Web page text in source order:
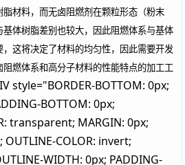
材料，而无卤阻燃剂在颗粒形态（粉末
体树脂差别也较大，因此阻燃体系与基体
这将决定了材料的均匀性，因此需要开发
燃体系和高分子材料的性能特点的加工工
style="BORDER-BOTTOM: 0px;
BOTTOM: 0px;
transparent; MARGIN: 0px;
OUTLINE-COLOR: invert;
WIDTH: 0px; PADDING-